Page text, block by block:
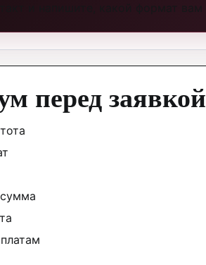
и напишите, какой формат вам
перед заявкой